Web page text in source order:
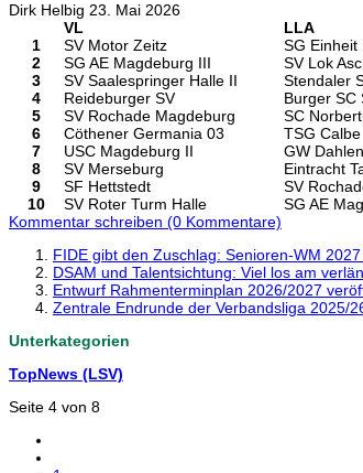
Dirk Helbig 23. Mai 2026
VL
LLA
1
SV Motor Zeitz SG Einheit
2
SG AE Magdeburg III SV Lok
3
SV Saalespringer Halle II Stendaler
4
Reideburger SV Burger SC
5
SV Rochade Magdeburg SC
6
Cöthener Germania 03 TSG Calbe
7
USC Magdeburg II GW
8
SV Merseburg Eintracht
9
SF Hettstedt SV
10
SV Roter Turm Halle SG AE
Kommentar schreiben (0 Kommentare)
FIDE gibt den Zuschlag: Senioren-WM
DSAM und Talentsichtung: Viel los am
Entwurf Rahmenterminplan 2026/2027
Zentrale Endrunde der Verbandsliga 2025/
Unterkategorien
TopNews (LSV)
Seite 4 von 8